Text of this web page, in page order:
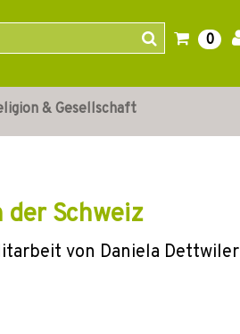
0
& Gesellschaft
der Schweiz
von Daniela Dettwiler